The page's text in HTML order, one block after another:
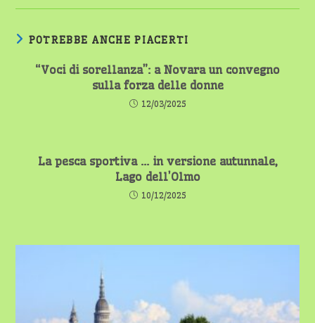
POTREBBE ANCHE PIACERTI
“Voci di sorellanza”: a Novara un convegno
sulla forza delle donne
12/03/2025
La pesca sportiva … in versione autunnale,
Lago dell’Olmo
10/12/2025